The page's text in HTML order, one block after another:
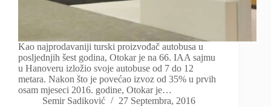
Kao najprodavaniji turski proizvođač autobusa u
posljednjih šest godina, Otokar je na 66. IAA sajmu
u Hanoveru izložio svoje autobuse od 7 do 12
metara. Nakon što je povećao izvoz od 35% u prvih
osam mjeseci 2016. godine, Otokar je…
Semir Sadiković
27 Septembra, 2016